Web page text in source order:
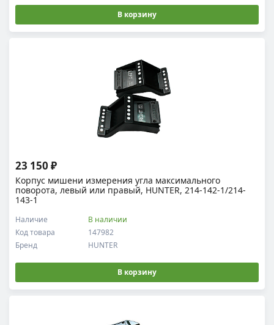
В корзину
Корпус мишени измерения угла максимального
поворота, левый или правый, HUNTER, 214-142-1/214-
143-1
Код товара 147982
Наличие В наличии
Бренд HUNTER
23 150 ₽
В корзину